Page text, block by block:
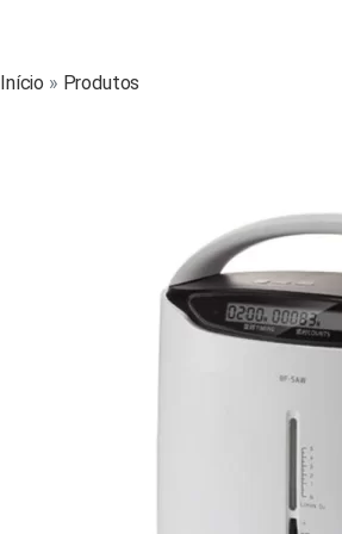
Início » Produtos